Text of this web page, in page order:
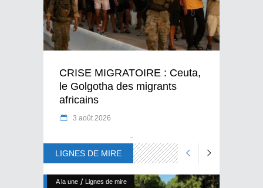
CRISE MIGRATOIRE : Ceuta,
le Golgotha des migrants
africains
3 août 2026
LIGNES DE MIRE
A la une / Lignes de mire